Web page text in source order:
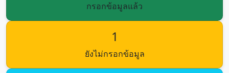
กรอกข้อมูลแล้ว
1
ยังไม่กรอกข้อมูล